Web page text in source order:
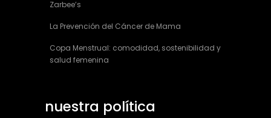
Zarbee’s
La Prevención del Cáncer de Mama
Copa Menstrual: comodidad, sostenibilidad y
salud femenina
nuestra política